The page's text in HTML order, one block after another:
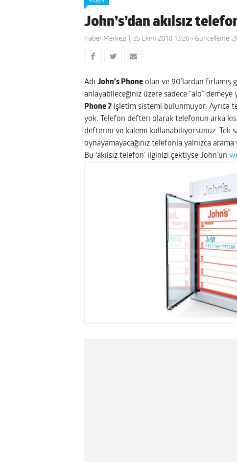
HABER
John’s’dan akılsız
Haber Merkezi 25 Ekim 2010 13:26 - Güncelleme:
Adı John’s Phone olan ve 90’lardan
anlayabileceğiniz üzere sadece “alo” demeye
Phone 7 işletim sistemi bulunmuyor. Ayrıca
yok. Telefon defteri olarak telefonun arka
defterini ve kalemi kullanabiliyorsunuz. Tek
oynayamayacağınız telefonla yalnızca
Bu ‘akılsız telefon’ ilginizi çektiyse John’un